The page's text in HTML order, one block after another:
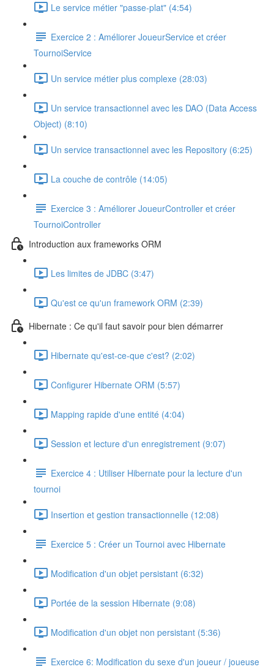
Le service métier "passe-plat" (4:54)
Exercice 2 : Améliorer JoueurService et créer
TournoiService
Un service métier plus complexe (28:03)
Un service transactionnel avec les DAO (Data Access
Object) (8:10)
Un service transactionnel avec les Repository (6:25)
La couche de contrôle (14:05)
Exercice 3 : Améliorer JoueurController et créer
TournoiController
Introduction aux frameworks ORM
Les limites de JDBC (3:47)
Qu'est ce qu'un framework ORM (2:39)
Hibernate : Ce qu'il faut savoir pour bien démarrer
Hibernate qu'est-ce-que c'est? (2:02)
Configurer Hibernate ORM (5:57)
Mapping rapide d'une entité (4:04)
Session et lecture d'un enregistrement (9:07)
Exercice 4 : Utiliser Hibernate pour la lecture d'un
tournoi
Insertion et gestion transactionnelle (12:08)
Exercice 5 : Créer un Tournoi avec Hibernate
Modification d'un objet persistant (6:32)
Portée de la session Hibernate (9:08)
Modification d'un objet non persistant (5:36)
Exercice 6: Modification du sexe d'un joueur / joueuse